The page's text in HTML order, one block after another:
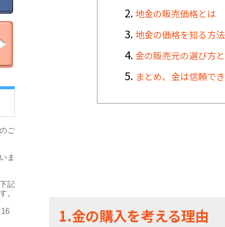
地金の販売価格とは
地金の価格を知る方
金の販売元の選び方
まとめ、金は信頼で
1.金の購入を考える理由